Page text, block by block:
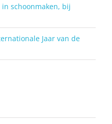
in schoonmaken, bij
Jaar van de